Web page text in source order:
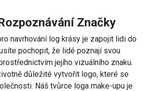
Značky
navrhování log krásy je zapojit lidi do
pochopit, že lidé poznají svou
jejího vizuálního znaku.
důležité vytvořit logo, které se
Náš tvůrce loga make-upu je